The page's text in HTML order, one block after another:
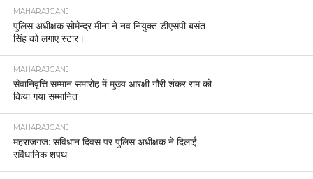
MAHARAJGANJ
पुलिस अधीक्षक सोमेन्द्र मीना ने नव नियुक्त डीएसपी बसंत
सिंह को लगाए स्टार।
MAHARAJGANJ
सेवानिवृत्ति सम्मान समारोह में मुख्य आरक्षी गौरी शंकर राम को
किया गया सम्मानित
MAHARAJGANJ
महराजगंज: संविधान दिवस पर पुलिस अधीक्षक ने दिलाई
संवैधानिक शपथ